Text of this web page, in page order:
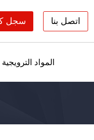
اتصل بنا سجل
المواد الترويجية